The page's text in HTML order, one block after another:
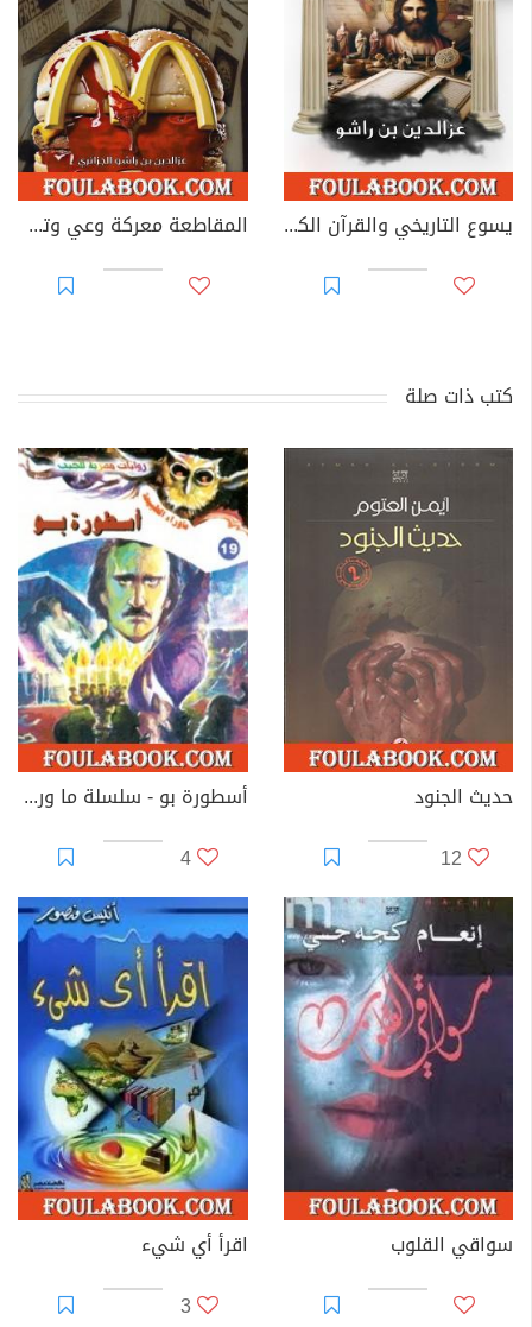
يسوع التاريخي والقرآن الكريم المقاطعة معركة وعي وتحرير
كتب ذات صلة
حديث الجنود
12
أسطورة بو - سلسلة ما وراء الطبيعة
4
سواقي القلوب
اقرأ أي شيء
3